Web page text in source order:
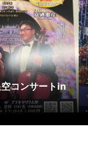
コンサートin